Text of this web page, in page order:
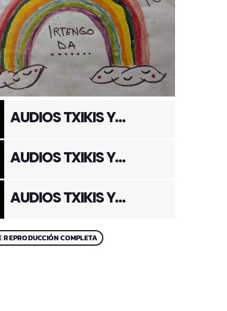
AUDIOS TXIKIS Y
AUDIOS TXIKIS Y
AUDIOS TXIKIS Y
REPRODUCCIÓN COMPLETA